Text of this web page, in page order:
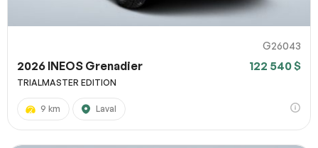
G26043
2026 INEOS Grenadier 122 540 $
TRIALMASTER EDITION
9 km Laval